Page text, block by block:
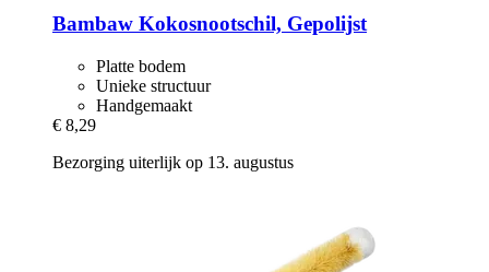
Bambaw Kokosnootschil, Gepolijst
Platte bodem
Unieke structuur
Handgemaakt
€ 8,29
Bezorging uiterlijk op 13. augustus